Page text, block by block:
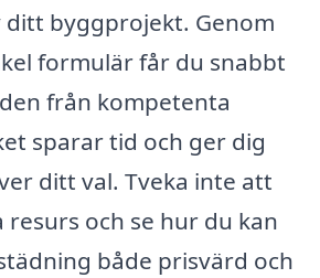
ditt byggprojekt. Genom
formulär får du snabbt
från kompetenta
sparar tid och ger dig
ditt val. Tveka inte att
och se hur du kan
både prisvärd och